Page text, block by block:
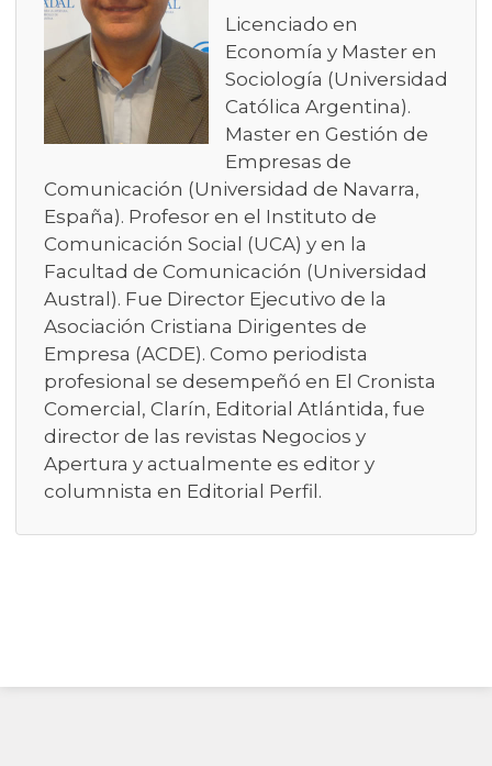
Licenciado en
Economía y Master en
Sociología (Universidad
Católica Argentina).
Master en Gestión de
Empresas de
Comunicación (Universidad de Navarra,
España). Profesor en el Instituto de
Comunicación Social (UCA) y en la
Facultad de Comunicación (Universidad
Austral). Fue Director Ejecutivo de la
Asociación Cristiana Dirigentes de
Empresa (ACDE). Como periodista
profesional se desempeñó en El Cronista
Comercial, Clarín, Editorial Atlántida, fue
director de las revistas Negocios y
Apertura y actualmente es editor y
columnista en Editorial Perfil.